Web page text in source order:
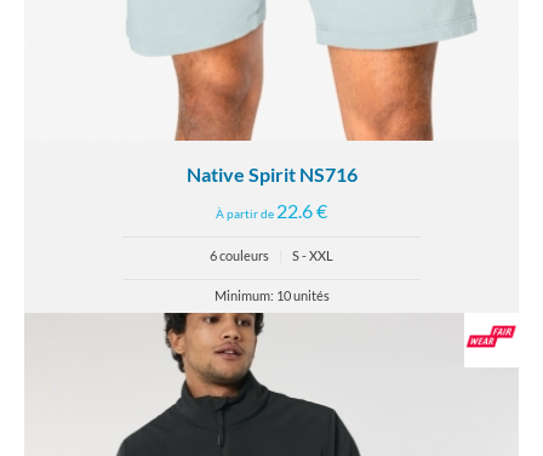
Native Spirit NS716
À partir de 22.6 €
6 couleurs S - XXL
Minimum: 10 unités